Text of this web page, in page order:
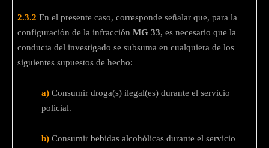
2.3.2 En el presente caso, corresponde señalar que, para la
configuración de la infracción MG 33, es necesario que la
conducta del investigado se subsuma en cualquiera de los
siguientes supuestos de hecho:
a) Consumir droga(s) ilegal(es) durante el servicio
policial.
b) Consumir bebidas alcohólicas durante el servicio